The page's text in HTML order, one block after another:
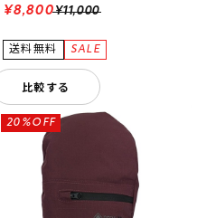
¥11,000
¥8,800
比較する
20%OFF